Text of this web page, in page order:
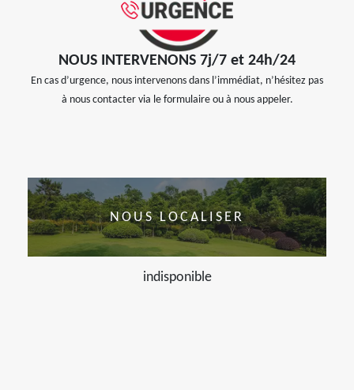
NOUS INTERVENONS 7j/7 et 24h/24
En cas d’urgence, nous intervenons dans l’immédiat, n’hésitez pas
à nous contacter via le formulaire ou à nous appeler.
NOUS LOCALISER
indisponible